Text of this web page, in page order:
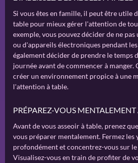
Si vous êtes en famille, il peut être utile
table pour mieux gérer l'attention de
exemple, vous pouvez décider de ne
ou d'appareils électroniques pendant
également décider de prendre le temps
journée avant de commencer à manger.
créer un environnement propice à une
l'attention à table.
PRÉPAREZ-VOUS MENTALEMENT
Avant de vous asseoir à table, prenez
vous préparer mentalement. Fermez les
profondément et concentrez-vous sur
Visualisez-vous en train de profiter de